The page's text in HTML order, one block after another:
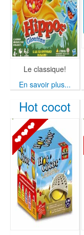
Le classique!
En savoir plus...
Hot cocot